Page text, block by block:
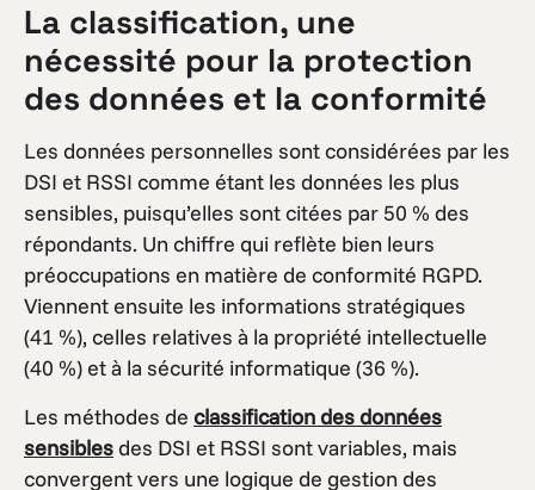
La classification, une
nécessité pour la protection
des données et la conformité
Les données personnelles sont considérées par les
DSI et RSSI comme étant les données les plus
sensibles, puisqu’elles sont citées par 50 % des
répondants. Un chiffre qui reflète bien leurs
préoccupations en matière de conformité RGPD.
Viennent ensuite les informations stratégiques
(41 %), celles relatives à la propriété intellectuelle
(40 %) et à la sécurité informatique (36 %).
Les méthodes de classification des données
sensiblesdes DSI et RSSI sont variables, mais
convergent vers une logique de gestion des